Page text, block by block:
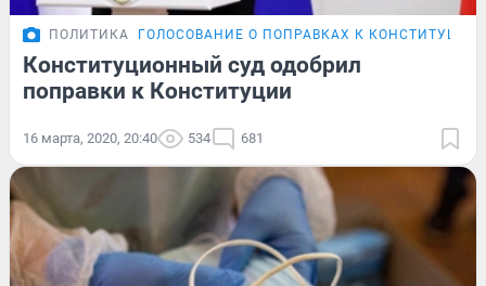
ПОЛИТИКА ГОЛОСОВАНИЕ О ПОПРАВКАХ К КОНСТИТУЦИИ
Конституционный суд одобрил
поправки к Конституции
16 марта, 2020, 20:40 534 681